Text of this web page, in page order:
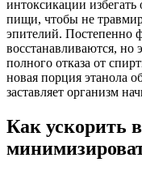
интоксикации
пищи, чтобы не
эпителий. Постепенно
восстанавливаются, но
полного отказа от
новая порция этанола
заставляет организм
Как ускорить